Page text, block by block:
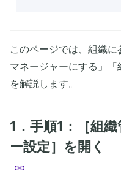
このページでは、組織
マネージャーにする」
を解説します。
1．手順1：［組
ー設定］を開く